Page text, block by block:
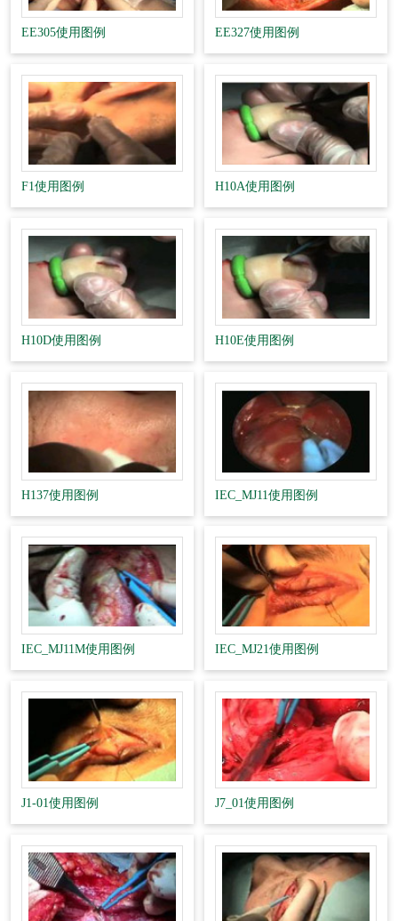
EE305使用图例 EE327使用图例
F1使用图例 H10A使用图例
H10D使用图例 H10E使用图例
H137使用图例 IEC_MJ11使用图例
IEC_MJ11M使用图例 IEC_MJ21使用图例
J1-01使用图例 J7_01使用图例